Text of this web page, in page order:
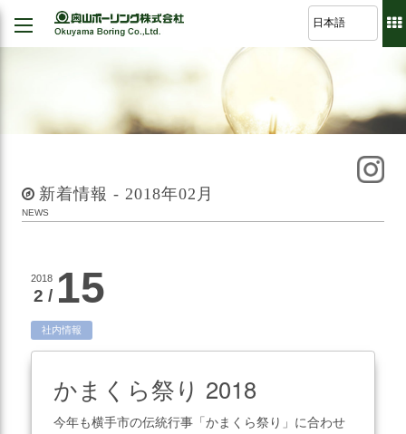
我が社の大悲願
代表挨拶
会社概要
組織図
事業所図
地すべり防止工事
さく井工事
グラウト工事
軟弱地盤解析
道路河川/構造物設計
測量全般
災害対応
R&D 論文集
波形集水パイプ
新着情報 - 2018年02月
NEWS
2018
2 / 15
社内情報
かまくら祭り 2018
今年も横手市の伝統行事「かまくら祭り」に合わせ